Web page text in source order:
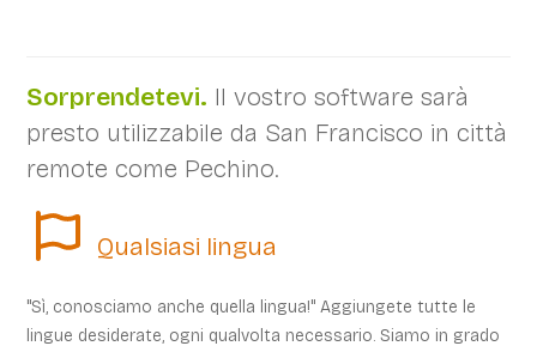
Sorprendetevi. Il vostro software sarà
presto utilizzabile da San Francisco in città
remote come Pechino.
Qualsiasi lingua
"Sì, conosciamo anche quella lingua!" Aggiungete tutte le
lingue desiderate, ogni qualvolta necessario. Siamo in grado